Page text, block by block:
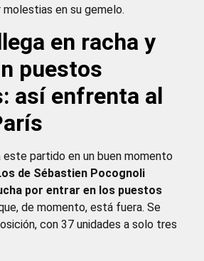
molestias en su gemelo.
en racha y
puestos
así enfrenta al
partido en un buen momento
de Sébastien Pocognoli
por entrar en los puestos
de momento, está fuera. Se
con 37 unidades a solo tres